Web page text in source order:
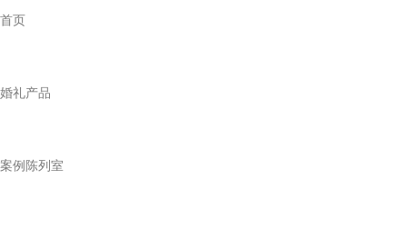
首页
婚礼产品
案例陈列室